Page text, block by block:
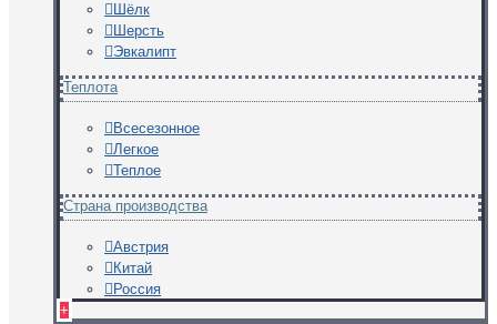
Шёлк
Шерсть
Эвкалипт
Теплота
Всесезонное
Легкое
Теплое
Страна производства
Австрия
Китай
Россия
+